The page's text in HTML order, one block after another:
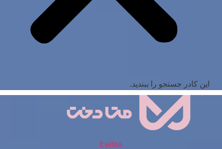
این کادر جستجو را ببندید.
Eeitaa